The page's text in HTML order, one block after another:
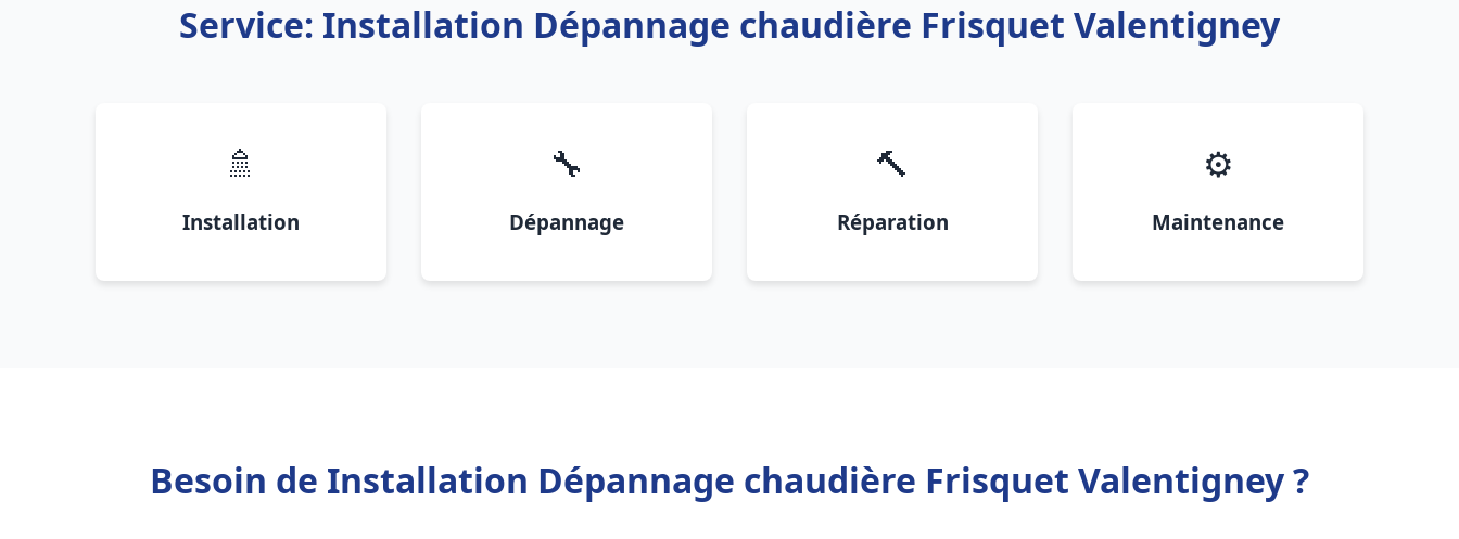
Service: Installation Dépannage chaudière Frisquet Valentigney
🚿
Installation
🔧
Dépannage
🔨
Réparation
⚙️
Maintenance
Besoin de Installation Dépannage chaudière Frisquet Valentigney ?